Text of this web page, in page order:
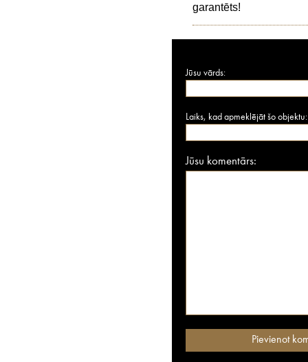
garantēts!
Jūsu vārds:
Laiks, kad apmeklējāt šo objektu:
Jūsu komentārs: